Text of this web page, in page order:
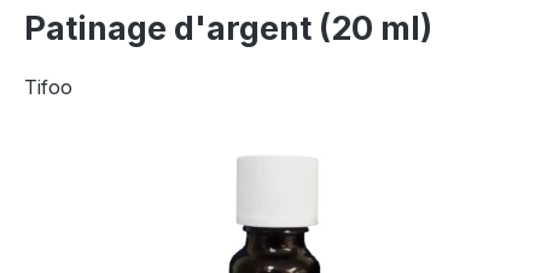
Patinage d'argent (20 ml)
Tifoo
Ignorer la galerie d'images